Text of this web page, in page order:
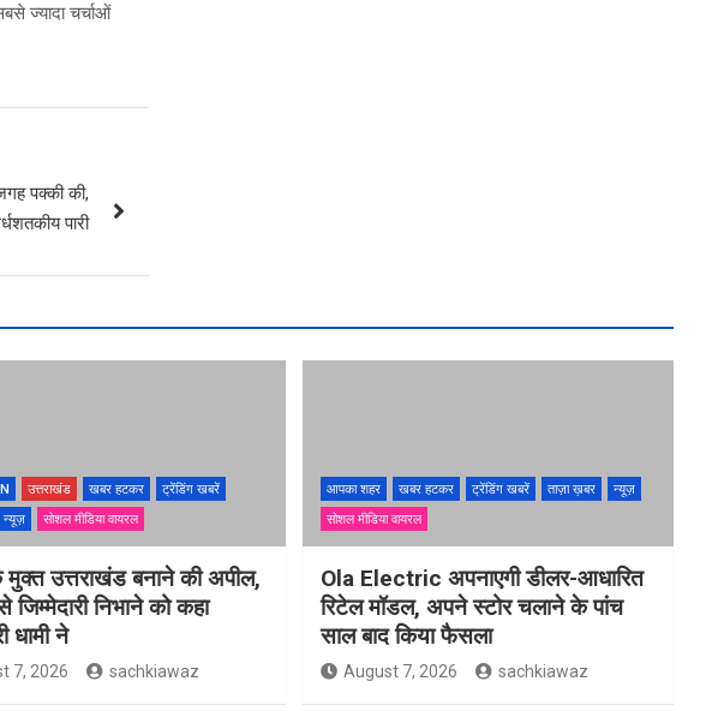
ज्यादा चर्चाओं
पक्की की,
पारी
उत्तराखंड खबर हटकर
ट्रेंडिंग खबरें
न्यूज़ सोशल मीडिया वायरल
मुक्त उत्तराखंड बनाने की अपील,
जिम्मेदारी निभाने को कहा
धामी ने
7, 2026 sachkiawaz
आपका शहर खबर हटकर ट्रेंडिंग खबरें ताज़ा ख़बर
न्यूज़
सोशल मीडिया वायरल
Ola Electric अपनाएगी डीलर-आधारित
रिटेल मॉडल, अपने स्टोर चलाने के पांच
साल बाद किया फैसला
August 7, 2026 sachkiawaz